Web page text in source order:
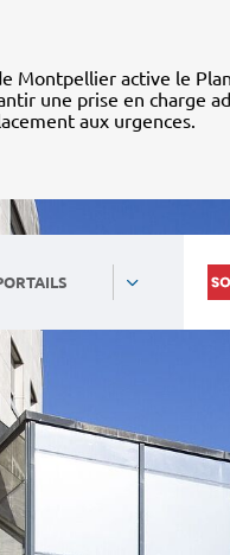
Montpellier active le
une prise en charge
aux urgences.